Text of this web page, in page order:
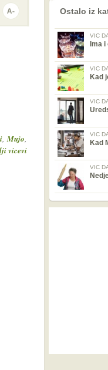
,Mujo,
vicevi
prethodno Ostalo iz
VIC
Ima
VIC
Kad
VIC
VIC
Kad
VIC